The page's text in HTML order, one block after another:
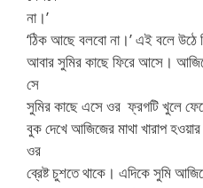
না।’
‘ঠিক আছে বলবো না।’ এই বলে উঠে
আবার সুমির কাছে ফিরে আসে।
সে
সুমির কাছে এসে ওর ফ্রগটি খুলে
বুক দেখে আজিজের মাথা খারাপ
ওর
ব্রেষ্ট চুশতে থাকে। এদিকে সুমি